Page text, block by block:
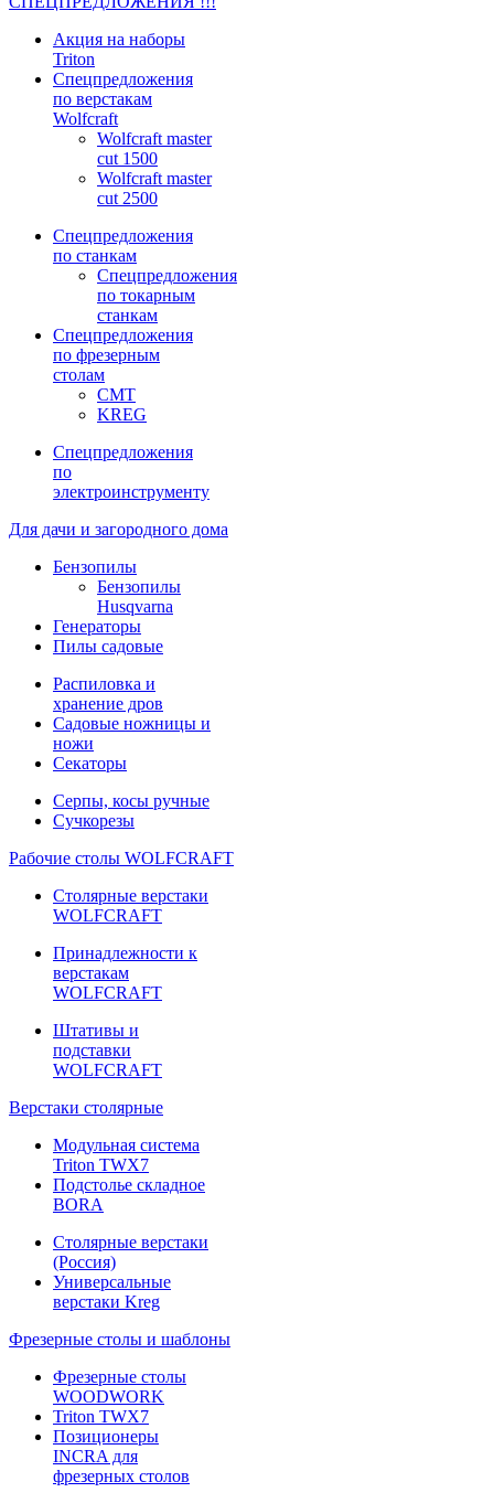
Акция на наборы
Triton
Спецпредложения
по верстакам
Wolfcraft
Wolfcraft master
cut 1500
Wolfcraft master
cut 2500
Спецпредложения
по станкам
Спецпредложения
по токарным
станкам
Спецпредложения
по фрезерным
столам
CMT
KREG
Спецпредложения
по
электроинструменту
Для дачи и загородного дома
Бензопилы
Бензопилы
Husqvarna
Генераторы
Пилы садовые
Распиловка и
хранение дров
Садовые ножницы и
ножи
Секаторы
Серпы, косы ручные
Сучкорезы
Рабочие столы WOLFCRAFT
Столярные верстаки
WOLFCRAFT
Принадлежности к
верстакам
WOLFCRAFT
Штативы и
подставки
WOLFCRAFT
Верстаки столярные
Модульная система
Triton TWX7
Подстолье складное
BORA
Столярные верстаки
(Россия)
Универсальные
верстаки Kreg
Фрезерные столы и шаблоны
Фрезерные столы
WOODWORK
Triton TWX7
Позиционеры
INCRA для
фрезерных столов